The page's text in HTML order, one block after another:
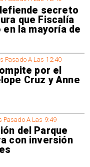
secreto
que Fiscalía
la mayoría de
Pasado A Las 12:40
por el
Cruz y Anne
Pasado A Las 9:49
del Parque
con inversión